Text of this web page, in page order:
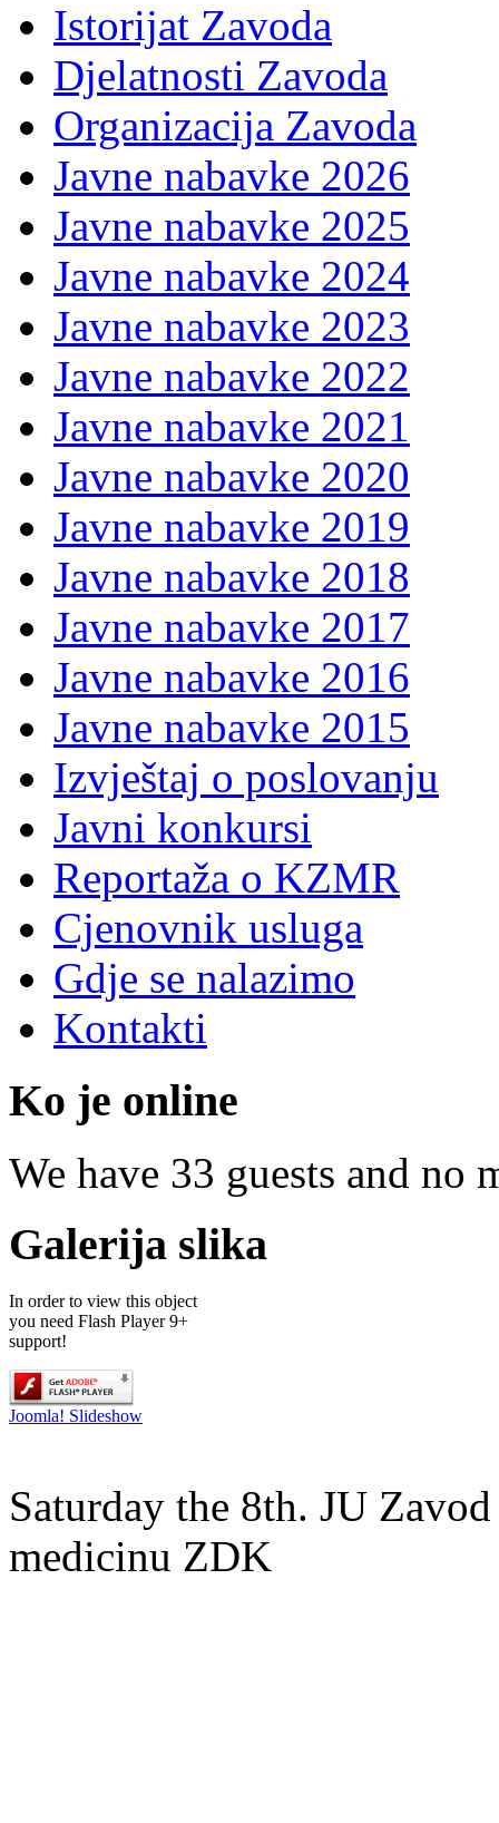
Istorijat Zavoda
Djelatnosti Zavoda
Organizacija Zavoda
Javne nabavke 2026
Javne nabavke 2025
Javne nabavke 2024
Javne nabavke 2023
Javne nabavke 2022
Javne nabavke 2021
Javne nabavke 2020
Javne nabavke 2019
Javne nabavke 2018
Javne nabavke 2017
Javne nabavke 2016
Javne nabavke 2015
Izvještaj o poslovanju
Javni konkursi
Reportaža o KZMR
Cjenovnik usluga
Gdje se nalazimo
Kontakti
Ko je online
We have 33 guests and no
Galerija slika
In order to view this object
you need Flash Player 9+
support!
Joomla! Slideshow
Saturday the 8th. JU
medicinu ZDK